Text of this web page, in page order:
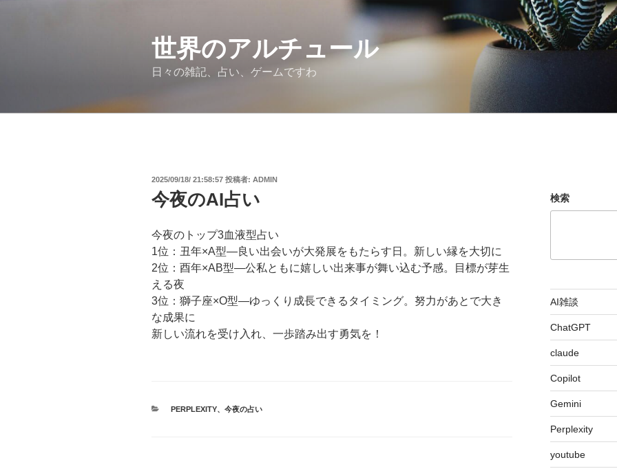
世界のアルチュール
日々の雑記、占い、ゲームですわ
投
日:
2025/09/18/ 21:58:57 投稿者: ADMIN
今夜のAI占い
今夜のトップ3血液型占い
1位：丑年×A型―良い出会いが大発展をもたらす日。新しい縁を大切に
2位：酉年×AB型―公私ともに嬉しい出来事が舞い込む予感。目標が芽生
える夜
3位：獅子座×O型―ゆっくり成長できるタイミング。努力があとで大き
な成果に
新しい流れを受け入れ、一歩踏み出す勇気を！
カ
PERPLEXITY、 今夜の占い
検索
AI雑談
ChatGPT
claude
Copilot
Gemini
Perplexity
youtube